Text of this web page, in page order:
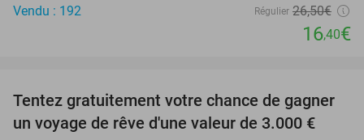
Vendu : 192
Régulier 26,50€
16,40€
Tentez gratuitement votre chance de gagner
un voyage de rêve d'une valeur de 3.000 €